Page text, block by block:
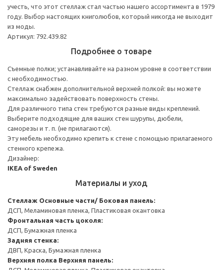
учесть, что этот стеллаж стал частью нашего ассортимента в 1979
году. Выбор настоящих книголюбов, который никогда не выходит
из моды.
Артикул: 792.439.82
Подробнее о товаре
Съемные полки; устанавливайте на разном уровне в соответствии
с необходимостью.
Стеллаж снабжен дополнительной верхней полкой: вы можете
максимально задействовать поверхность стены.
Для различного типа стен требуются разные виды креплений.
Выберите подходящие для ваших стен шурупы, дюбели,
саморезы и т. п. (не прилагаются).
Эту мебель необходимо крепить к стене с помощью прилагаемого
стенного крепежа.
Дизайнер:
IKEA of Sweden
Материалы и уход
Стеллаж Основные части/ Боковая панель:
ДСП, Меламиновая пленка, Пластиковая окантовка
Фронтальная часть цоколя:
ДСП, Бумажная пленка
Задняя стенка:
ДВП, Краска, Бумажная пленка
Верхняя полка Верхняя панель: